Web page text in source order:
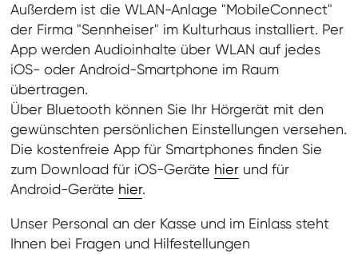
Außerdem ist die WLAN-Anlage "MobileConnect"
der Firma "Sennheiser" im Kulturhaus installiert. Per
App werden Audioinhalte über WLAN auf jedes
iOS- oder Android-Smartphone im Raum
übertragen.
Über Bluetooth können Sie Ihr Hörgerät mit den
gewünschten persönlichen Einstellungen versehen.
Die kostenfreie App für Smartphones finden Sie
zum Download für iOS-Geräte hier und für
Android-Geräte hier.
Unser Personal an der Kasse und im Einlass steht
Ihnen bei Fragen und Hilfestellungen